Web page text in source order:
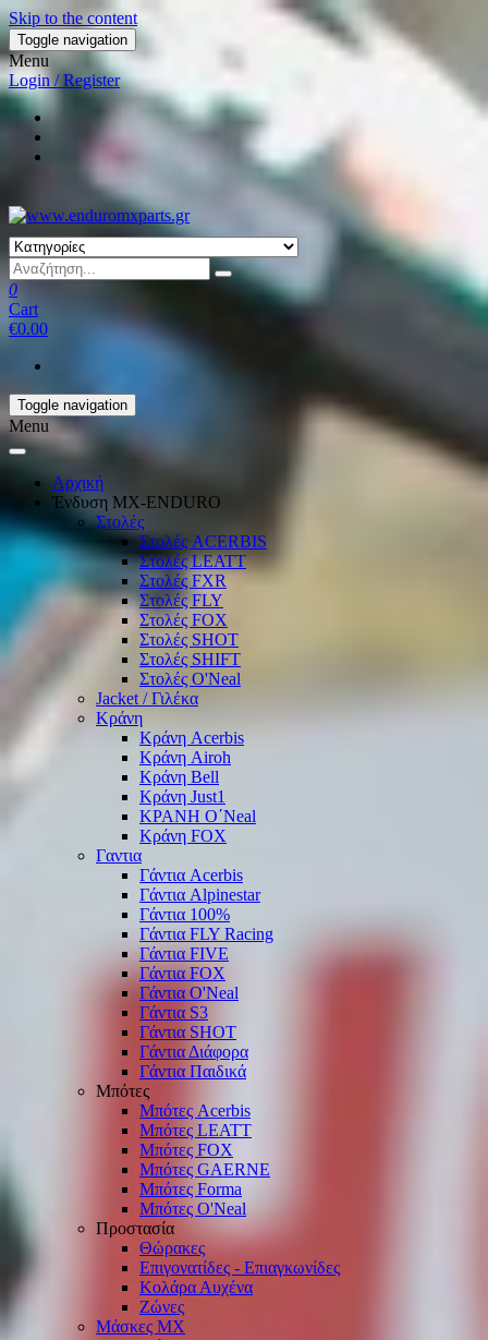
Skip to the content
Toggle navigation
Menu
Login / Register
0
Cart
€0.00
Toggle navigation
Menu
Αρχική
Ένδυση ΜΧ-ΕΝDURO
Στολές
Στολές ACERBIS
Στολές LEATT
Στολές FXR
Στολές FLY
Στολές FOX
Στολές SHOT
Στολές SHIFT
Στολές O'Neal
Jacket / Γιλέκα
Κράνη
Κράνη Acerbis
Κράνη Airoh
Κράνη Bell
Κράνη Just1
ΚΡΑΝΗ O΄Νeal
Κράνη FOX
Γαντια
Γάντια Acerbis
Γάντια Alpinestar
Γάντια 100%
Γάντια FLY Racing
Γάντια FIVE
Γάντια FOX
Γάντια O'Νeal
Γάντια S3
Γάντια SHOT
Γάντια Διάφορα
Γάντια Παιδικά
Μπότες
Μπότες Acerbis
Μπότες LEATT
Μπότες FOX
Μπότες GAERNE
Μπότες Forma
Μπότες O'Neal
Προστασία
Θώρακες
Επιγονατίδες - Επιαγκωνίδες
Κολάρα Αυχένα
Ζώνες
Μάσκες ΜΧ